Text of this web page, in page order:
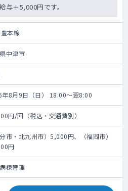
与＋5,000円です。
本線
中津市
年8月9日（日） 18:00～翌8:00
円/回（税込・交通費別）
分市・北九州市）5,000円、（福岡市）
円
棟管理